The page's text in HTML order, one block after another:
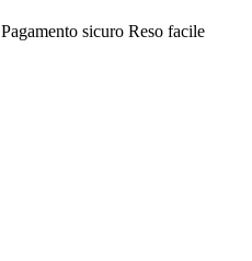
Pagamento sicuro Reso facile